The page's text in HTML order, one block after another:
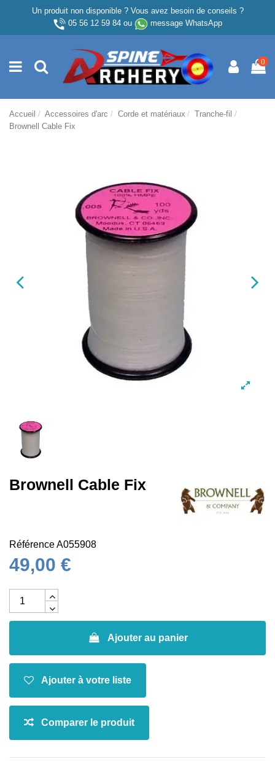
Un produit non disponible ? Vous avez besoin de conseils ?
05 56 12 59 84ou message WhatsApp
0
Accueil Accessoires d'arc Corde et matériaux
Tranche-fil
Brownell Cable Fix
Brownell Cable Fix
RéférenceA055908
49,00 €
Ajouter au panier